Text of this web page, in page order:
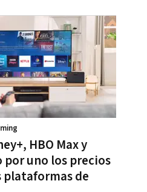
HBO Max y
por uno los precios
plataformas de